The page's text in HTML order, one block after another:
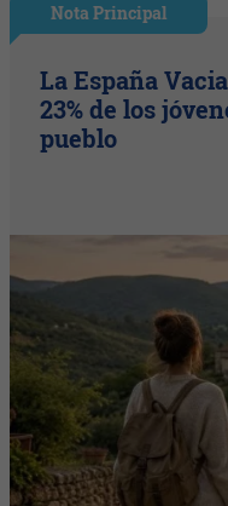
Nota Principal
La España
23% de los
pueblo